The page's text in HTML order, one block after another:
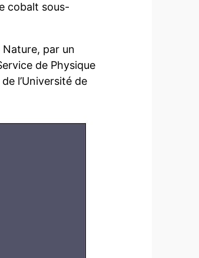
cobalt sous-
par un
de Physique
l’Université de